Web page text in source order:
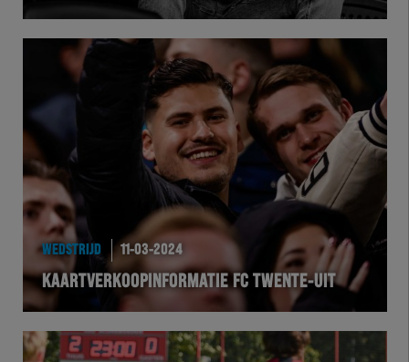
WEDSTRIJD 11-03-2024
KAARTVERKOOPINFORMATIE FC TWENTE-UIT